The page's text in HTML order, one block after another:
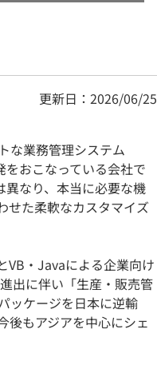
更新日：2026/06/25
な業務管理システム
をおこなっている会社で
異なり、本当に必要な機
せた柔軟なカスタマイズ
VB・Javaによる企業向け
出に伴い「生産・販売管
ッケージを日本に逆輸
後もアジアを中心にシェ